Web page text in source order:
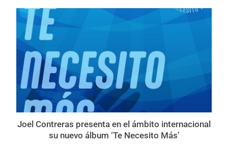
Joel Contreras presenta en el ámbito internacional
su nuevo álbum ‘Te Necesito Más’